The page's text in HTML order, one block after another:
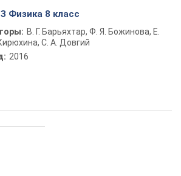
Физика 8 класс
В. Г. Барьяхтар, Ф. Я. Божинова, Е.
С. А. Довгий
2016